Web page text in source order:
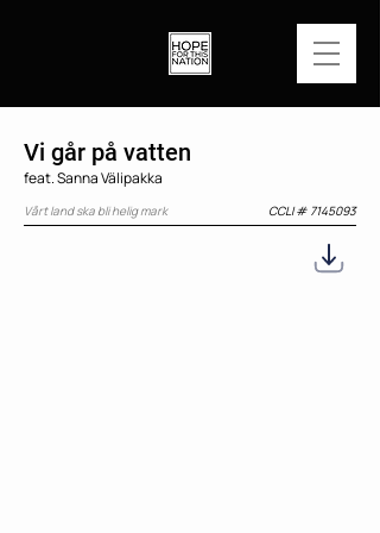
Vi går på vatten
feat. Sanna Välipakka
Vårt land ska bli helig mark CCLI # 7145093